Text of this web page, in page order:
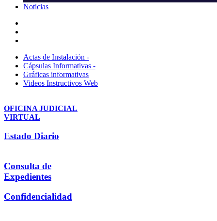
Noticias
Actas de Instalación -
Cápsulas Informativas -
Gráficas informativas
Videos Instructivos Web
OFICINA JUDICIAL
VIRTUAL
Estado Diario
Consulta de
Expedientes
Confidencialidad